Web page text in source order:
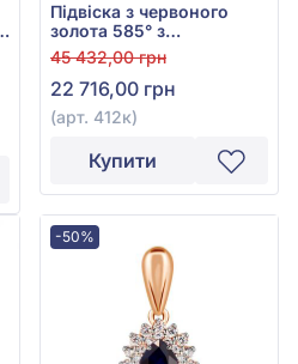
Підвіска з червоного
золота 585° з
коричневим діамантом
0,105ct, арт. 412к
45 432,00 грн
22 716,00 грн
(арт. 412к)
Купити
-50%